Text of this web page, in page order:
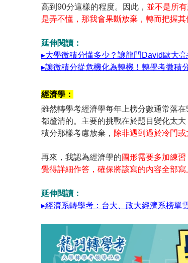
高到90分這樣的程度。因此， 並不是所
是弄不懂，那我會果斷放棄，轉而把握其
延伸閱讀：
▸大學微積分懂多少？讓龍門David歐大
▸讓微積分從危機化為轉機！轉學考微積
經濟學：
雖然轉學考經濟學每年上榜分數通常落
都釐清的。主要的挑戰在於題目變化太
積分那樣考慮放棄， 除非遇到過於冷門
再來，我認為經濟學的圖形需要多加練
覺得詳細作答，確保將該寫的內容全部寫
延伸閱讀：
▸經濟系轉學考：台大、政大經濟系榜單